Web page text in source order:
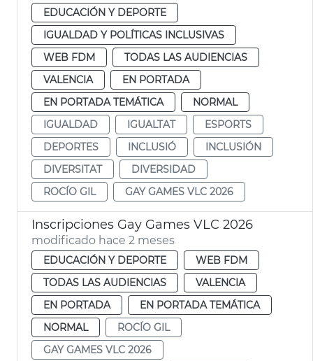
EDUCACIÓN Y DEPORTE
IGUALDAD Y POLÍTICAS INCLUSIVAS
WEB FDM
TODAS LAS AUDIENCIAS
VALENCIA
EN PORTADA
EN PORTADA TEMÁTICA
NORMAL
IGUALDAD
IGUALTAT
ESPORTS
DEPORTES
INCLUSIÓ
INCLUSIÓN
DIVERSITAT
DIVERSIDAD
ROCÍO GIL
GAY GAMES VLC 2026
Inscripciones Gay Games VLC 2026
modificado hace 2 meses
EDUCACIÓN Y DEPORTE
WEB FDM
TODAS LAS AUDIENCIAS
VALENCIA
EN PORTADA
EN PORTADA TEMÁTICA
NORMAL
ROCÍO GIL
GAY GAMES VLC 2026